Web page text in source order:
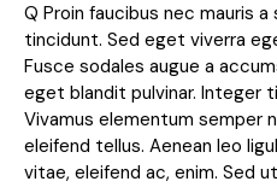
Q Proin faucibus nec mauris
tincidunt. Sed eget viverra
Fusce sodales augue a
eget blandit pulvinar. Integer
Vivamus elementum semper
eleifend tellus. Aenean leo
vitae, eleifend ac, enim. Sed